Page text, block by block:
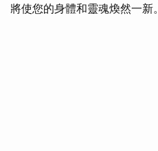
將使您的身體和靈魂煥然一新。